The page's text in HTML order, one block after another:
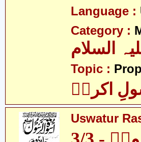
Language :
Category :
Topic :
اکرمؐ
Uswatur